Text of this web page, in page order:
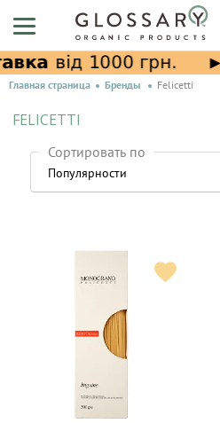
Главная страница Бренды Felicetti
FELICETTI
Сортировать по